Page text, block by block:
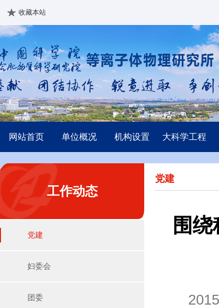
收藏本站
网站首页 单位概况 机构设置 大科学工程
工作动态
党建
妇委会
团委
党建
围